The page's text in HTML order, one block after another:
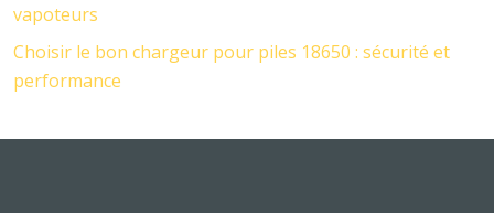
vapoteurs
Choisir le bon chargeur pour piles 18650 : sécurité et
performance